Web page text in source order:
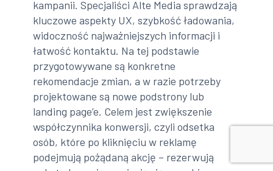
kampanii. Specjaliści Alte Media sprawdzają
kluczowe aspekty UX, szybkość ładowania,
widoczność najważniejszych informacji i
łatwość kontaktu. Na tej podstawie
przygotowywane są konkretne
rekomendacje zmian, a w razie potrzeby
projektowane są nowe podstrony lub
landing page’e. Celem jest zwiększenie
współczynnika konwersji, czyli odsetka
osób, które po kliknięciu w reklamę
podejmują pożądaną akcję – rezerwują